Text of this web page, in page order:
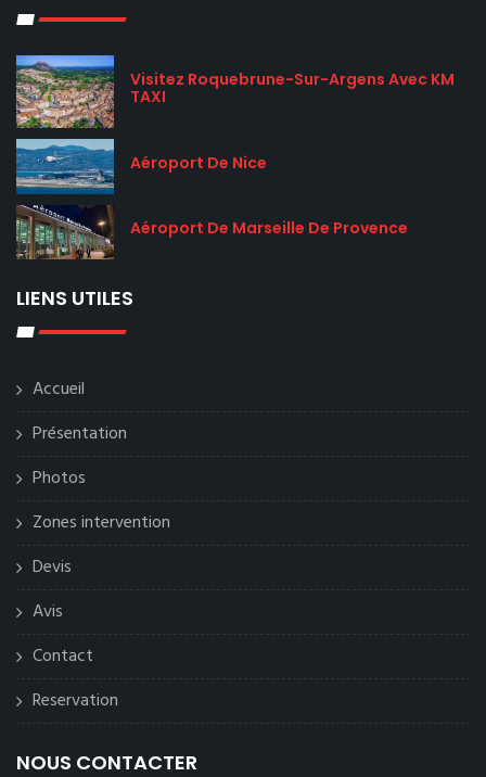
Visitez Roquebrune-Sur-Argens Avec KM
TAXI
Aéroport De Nice
Aéroport De Marseille De Provence
LIENS UTILES
Accueil
Présentation
Photos
Zones intervention
Devis
Avis
Contact
Reservation
NOUS CONTACTER